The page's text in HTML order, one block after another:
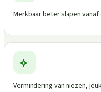
Merkbaar beter slapen
Vermindering van niezen,